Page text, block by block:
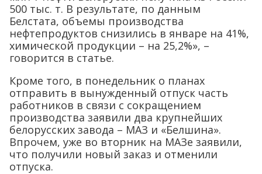
500 тыс. т. В результате, по данным
Белстата, объемы производства
нефтепродуктов снизились в январе на 41%,
химической продукции – на 25,2%», –
говорится в статье.
Кроме того, в понедельник о планах
отправить в вынужденный отпуск часть
работников в связи с сокращением
производства заявили два крупнейших
белорусских завода – МАЗ и «Белшина».
Впрочем, уже во вторник на МАЗе заявили,
что получили новый заказ и отменили
отпуска.